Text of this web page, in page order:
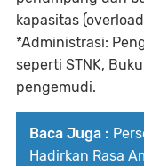
kapasitas
​*Administrasi:
seperti STNK,
pengemudi.
Baca Juga :
Hadirkan Rasa